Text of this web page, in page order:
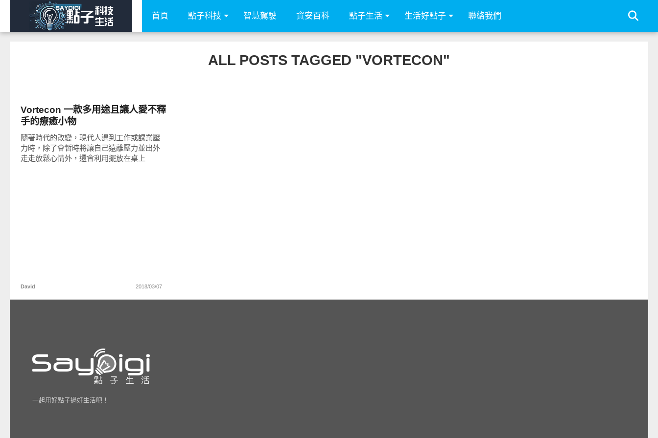
首頁 點子科技 智慧駕駛 資安百科 點子生活 生活好點子 聯絡我們
ALL POSTS TAGGED "VORTECON"
Vortecon 一款多用途且讓人愛不釋
手的療癒小物
隨著時代的改變，現代人遇到工作或課業壓
力時，除了會暫時將讓自己遠離壓力並出外
走走放鬆心情外，還會利用擺放在桌上
David 2018/03/07
一起用好點子過好生活吧！